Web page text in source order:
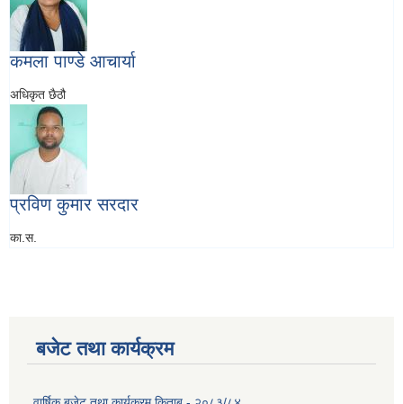
कमला पाण्डे आचार्या
अधिकृत छैठौ
प्रविण कुमार सरदार
का.स.
बजेट तथा कार्यक्रम